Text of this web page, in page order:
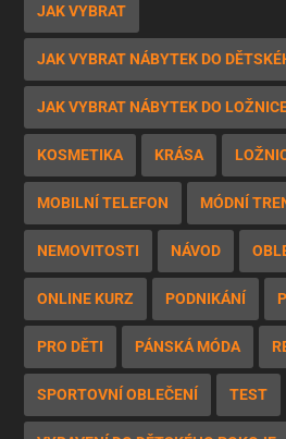
JAK VYBRAT
JAK VYBRAT NÁBYTEK DO
JAK VYBRAT NÁBYTEK DO
KOSMETIKA KRÁSA
MOBILNÍ TELEFON MÓDNÍ
NEMOVITOSTI NÁVOD
ONLINE KURZ PODNIKÁNÍ
PRO DĚTI PÁNSKÁ MÓDA
SPORTOVNÍ OBLEČENÍ TEST